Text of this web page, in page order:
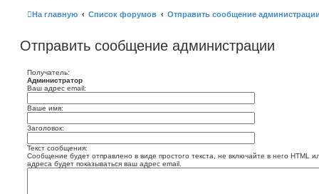
На главную Список форумов Отправить сообщение
Отправить сообщение администрации
Получатель:
Администратор
Ваш адрес email:
Ваше имя:
Заголовок:
Текст сообщения:
Сообщение будет отправлено в виде простого текста, не включайте в него HTML
адреса будет показываться ваш адрес email.